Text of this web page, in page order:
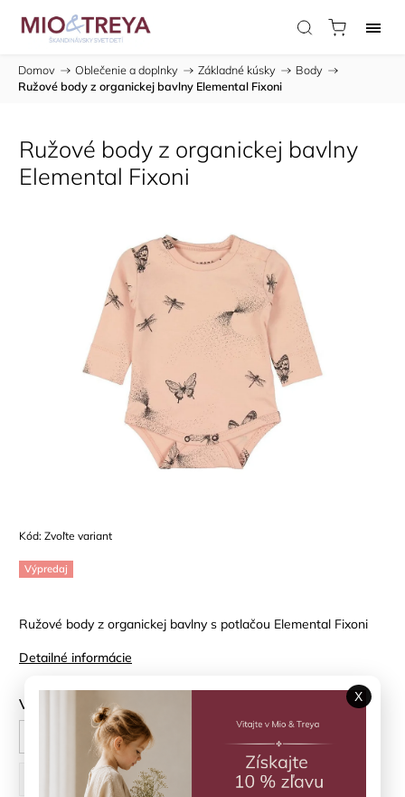
Domov / Oblečenie a doplnky / Základné kúsky / Body /
Ružové body z organickej bavlny Elemental Fixoni
Ružové body z organickej bavlny
Elemental Fixoni
Kód: Zvoľte variant
Výpredaj
Ružové body z organickej bavlny s potlačou Elemental Fixoni
Detailné informácie
Veľkosť
68 cm
X